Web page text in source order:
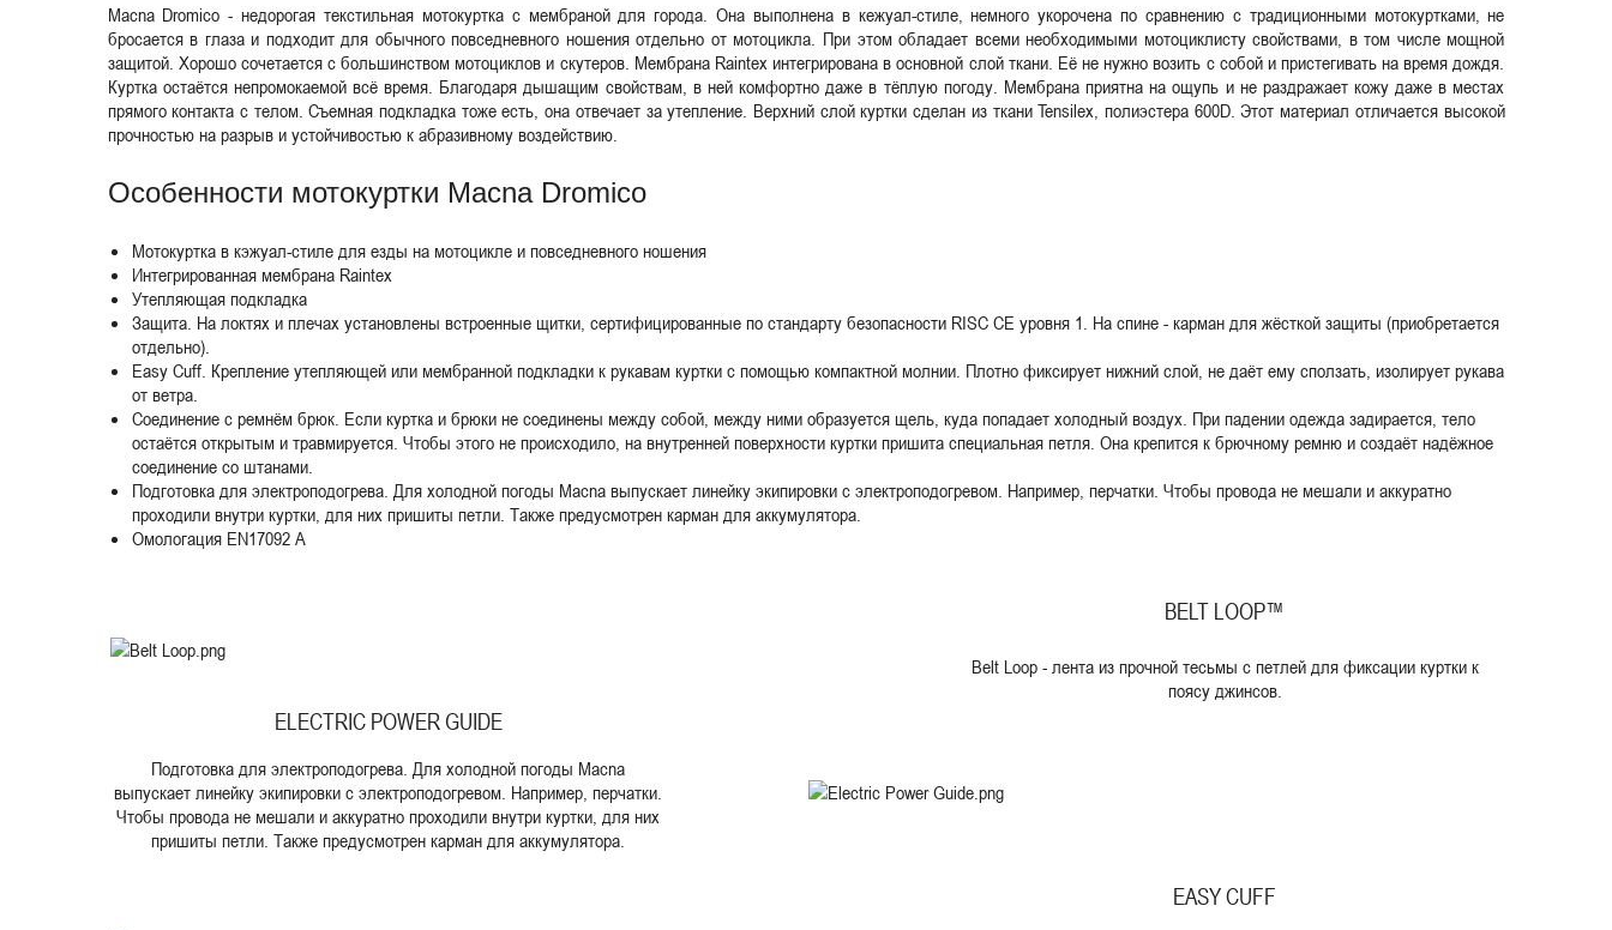
Macna Dromico - недорогая текстильная мотокуртка с мембраной для города. Она выполнена в кежуал-стиле, немного укорочена по сравнению с традиционными мотокуртками, не
бросается в глаза и подходит для обычного повседневного ношения отдельно от мотоцикла. При этом обладает всеми необходимыми мотоциклисту свойствами, в том числе мощной
защитой. Хорошо сочетается с большинством мотоциклов и скутеров. Мембрана Raintex интегрирована в основной слой ткани. Её не нужно возить с собой и пристегивать на время дождя.
Куртка остаётся непромокаемой всё время. Благодаря дышащим свойствам, в ней комфортно даже в тёплую погоду. Мембрана приятна на ощупь и не раздражает кожу даже в местах
прямого контакта с телом. Съемная подкладка тоже есть, она отвечает за утепление. Верхний слой куртки сделан из ткани Tensilex, полиэстера 600D. Этот материал отличается высокой
прочностью на разрыв и устойчивостью к абразивному воздействию.
Особенности мотокуртки Macna Dromico
Мотокуртка в кэжуал-стиле для езды на мотоцикле и повседневного ношения
Интегрированная мембрана Raintex
Утепляющая подкладка
Защита. На локтях и плечах установлены встроенные щитки, сертифицированные по стандарту безопасности RISC CE уровня 1. На спине - карман для жёсткой защиты (приобретается
отдельно).
Easy Cuff. Крепление утепляющей или мембранной подкладки к рукавам куртки с помощью компактной молнии. Плотно фиксирует нижний слой, не даёт ему сползать, изолирует рукава
от ветра.
Соединение с ремнём брюк. Если куртка и брюки не соединены между собой, между ними образуется щель, куда попадает холодный воздух. При падении одежда задирается, тело
остаётся открытым и травмируется. Чтобы этого не происходило, на внутренней поверхности куртки пришита специальная петля. Она крепится к брючному ремню и создаёт надёжное
соединение со штанами.
Подготовка для электроподогрева. Для холодной погоды Macna выпускает линейку экипировки с электроподогревом. Например, перчатки. Чтобы провода не мешали и аккуратно
проходили внутри куртки, для них пришиты петли. Также предусмотрен карман для аккумулятора.
Омологация EN17092 A
BELT LOOP™
Belt Loop - лента из прочной тесьмы с петлей для фиксации куртки к
поясу джинсов.
ELECTRIC POWER GUIDE
Подготовка для электроподогрева. Для холодной погоды Macna
выпускает линейку экипировки с электроподогревом. Например, перчатки.
Чтобы провода не мешали и аккуратно проходили внутри куртки, для них
пришиты петли. Также предусмотрен карман для аккумулятора.
EASY CUFF